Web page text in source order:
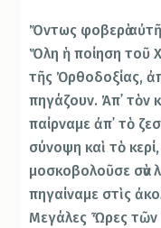
Ὄντως φοβερὰ
Ὅλη ἡ ποίηση τοῦ
τῆς Ὀρθοδοξίας,
πηγάζουν. Ἀπ᾿ τὸν
παίρναμε ἀπ᾿ τὸ
σύνοψη καὶ τὸ
μοσκοβολοῦσε σὰν
πηγαίναμε στὶς
Μεγάλες Ὧρες τῶν